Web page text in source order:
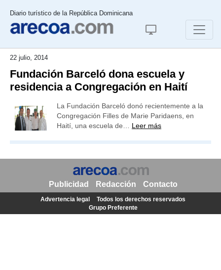
Diario turístico de la República Dominicana
22 julio, 2014
Fundación Barceló dona escuela y
residencia a Congregación en Haití
La Fundación Barceló donó recientemente a la
Congregación Filles de Marie Paridaens, en
Haití, una escuela de… Leer más
Publicidad Redacción Contacto
Advertencia legal
Todos los derechos reservados
Grupo Preferente